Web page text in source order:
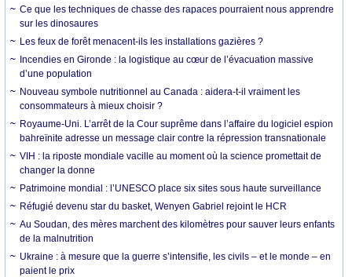
Ce que les techniques de chasse des rapaces pourraient nous apprendre
sur les dinosaures
Les feux de forêt menacent-ils les installations gazières ?
Incendies en Gironde : la logistique au cœur de l’évacuation massive
d’une population
Nouveau symbole nutritionnel au Canada : aidera-t-il vraiment les
consommateurs à mieux choisir ?
Royaume-Uni. L’arrêt de la Cour suprême dans l’affaire du logiciel espion
bahreïnite adresse un message clair contre la répression transnationale
VIH : la riposte mondiale vacille au moment où la science promettait de
changer la donne
Patrimoine mondial : l’UNESCO place six sites sous haute surveillance
Réfugié devenu star du basket, Wenyen Gabriel rejoint le HCR
Au Soudan, des mères marchent des kilomètres pour sauver leurs enfants
de la malnutrition
Ukraine : à mesure que la guerre s’intensifie, les civils – et le monde – en
paient le prix